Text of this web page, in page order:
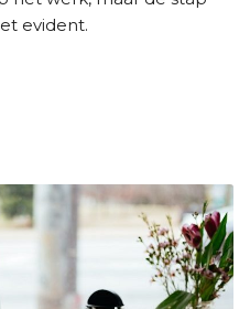
evident.